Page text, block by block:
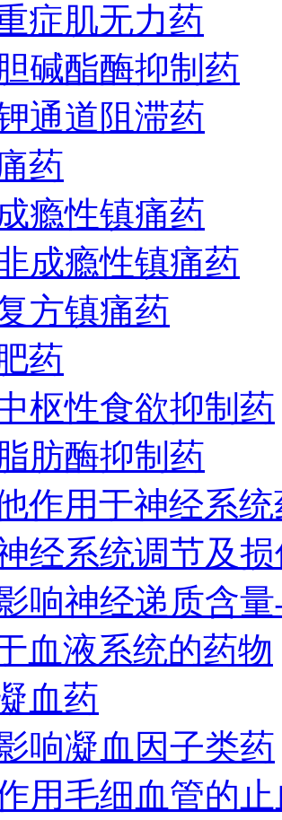
症肌无力药
碱酯酶抑制药
通道阻滞药
药
瘾性镇痛药
成瘾性镇痛药
方镇痛药
药
枢性食欲抑制药
肪酶抑制药
作用于神经系统
经系统调节及
响神经递质含
血液系统的药物
血药
响凝血因子类药
用毛细血管的